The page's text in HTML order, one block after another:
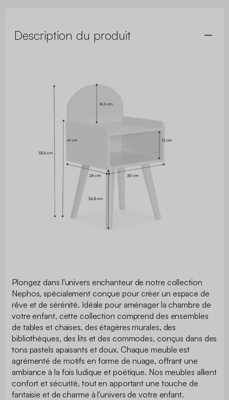
Description du produit
Plongez dans l'univers enchanteur de notre collection
Nephos, spécialement conçue pour créer un espace de
rêve et de sérénité. Idéale pour aménager la chambre de
votre enfant, cette collection comprend des ensembles
de tables et chaises, des étagères murales, des
bibliothèques, des lits et des commodes, conçus dans des
tons pastels apaisants et doux. Chaque meuble est
agrémenté de motifs en forme de nuage, offrant une
ambiance à la fois ludique et poétique. Nos meubles allient
confort et sécurité, tout en apportant une touche de
fantaisie et de charme à l'univers de votre enfant.